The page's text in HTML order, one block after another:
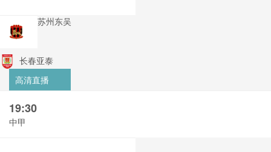
苏州东吴
长春亚泰
高清直播
19:30
中甲